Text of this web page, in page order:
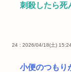
刺殺したら死
24 : 2026/04/18(土)
小便のつもり